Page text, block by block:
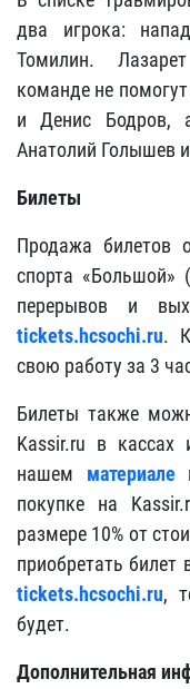
два игрока:
Томилин.
команде не
и Денис Бодров,
Анатолий Голышев
Билеты
Продажа билетов
спорта «Большой»
перерывов и
tickets.hcsochi.ru.
свою работу за 3
Билеты также
Kassir.ru в кассах
нашем материале
покупке на
размере 10% от
приобретать
tickets.hcsochi.ru,
будет.
Дополнительная